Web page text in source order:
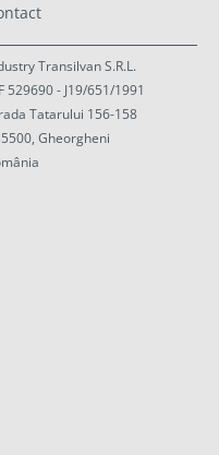
Transilvan S.R.L.
529690 - J19/651/1991
Tatarului 156-158
Gheorgheni